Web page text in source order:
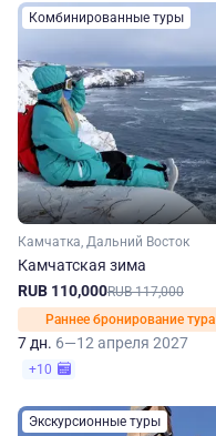
Комбинированные туры
Камчатка, Дальний Восток
Камчатская зима
RUB 110,000RUB 117,000
Раннее бронирование тура
7 дн. 6—12 апреля 2027
+10
Экскурсионные туры